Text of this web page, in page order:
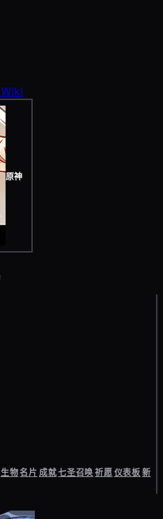
Wiki
原神
生物名片成就七圣召唤祈愿仪表板新